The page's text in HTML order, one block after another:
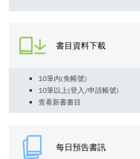
書目資料下載
10筆內(免帳號)
10筆以上(登入/申請帳號)
查看新書書目
每日預告書訊